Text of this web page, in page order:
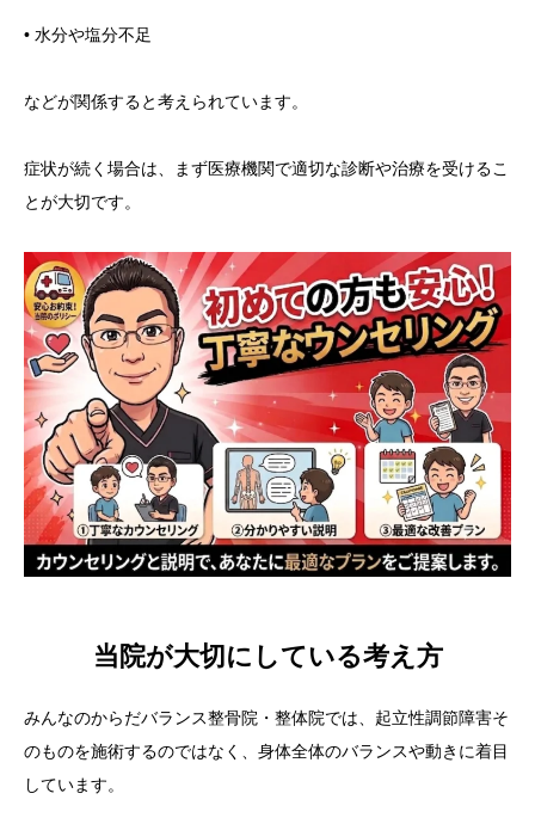
• 水分や塩分不足
などが関係すると考えられています。
症状が続く場合は、まず医療機関で適切な診断や治療を受けるこ
とが大切です。
当院が大切にしている考え方
みんなのからだバランス整骨院・整体院では、起立性調節障害そ
のものを施術するのではなく、身体全体のバランスや動きに着目
しています。